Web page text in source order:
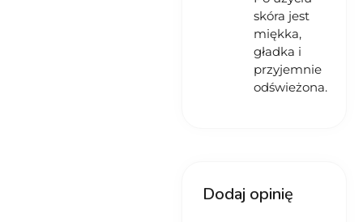
skóra jest
miękka,
gładka i
przyjemnie
odświeżona.
Dodaj opinię